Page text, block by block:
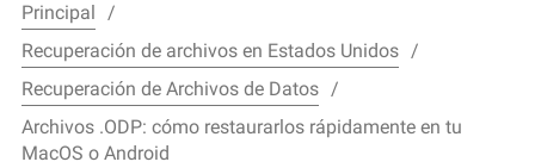
Principal
Recuperación de archivos en Estados Unidos
Recuperación de Archivos de Datos
Archivos .ODP: cómo restaurarlos rápidamente en tu
MacOS o Android